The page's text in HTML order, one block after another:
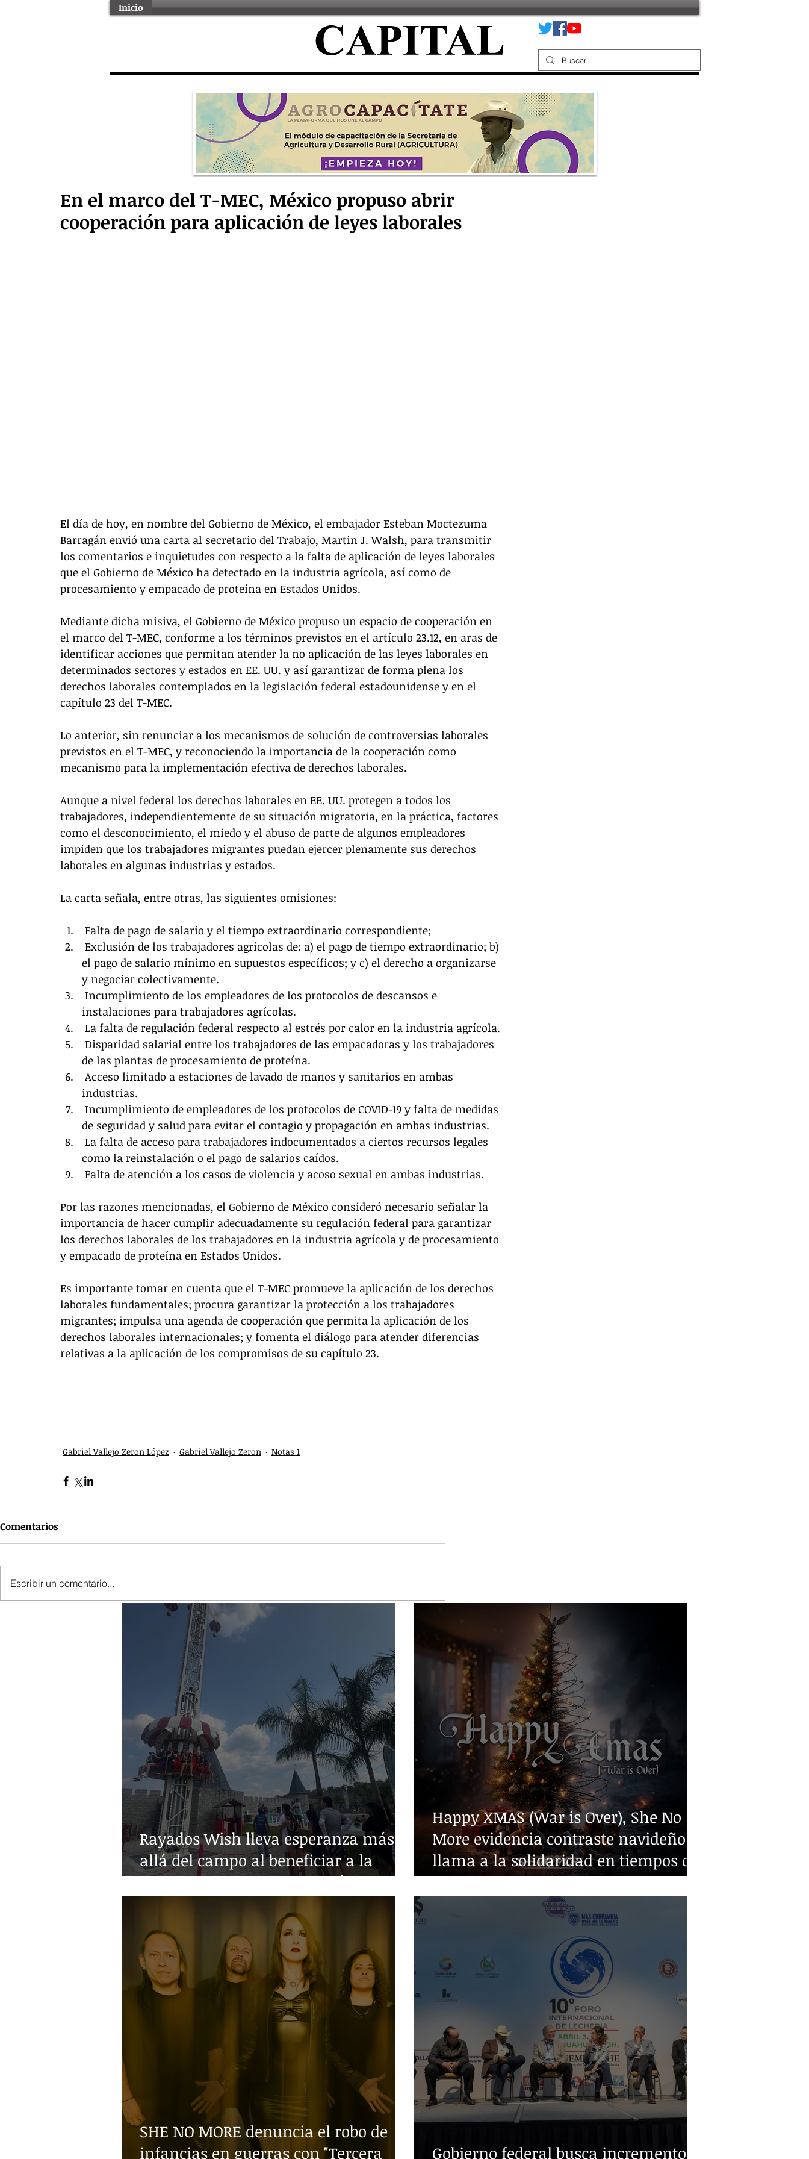
Inicio
En el marco del T-MEC, México propuso abrir
cooperación para aplicación de leyes laborales
El día de hoy, en nombre del Gobierno de México, el embajador Esteban Moctezuma
Barragán envió una carta al secretario del Trabajo, Martin J. Walsh, para transmitir
los comentarios e inquietudes con respecto a la falta de aplicación de leyes laborales
que el Gobierno de México ha detectado en la industria agrícola, así como de
procesamiento y empacado de proteína en Estados Unidos.
Mediante dicha misiva, el Gobierno de México propuso un espacio de cooperación en
el marco del T-MEC, conforme a los términos previstos en el artículo 23.12, en aras de
identificar acciones que permitan atender la no aplicación de las leyes laborales en
determinados sectores y estados en EE. UU. y así garantizar de forma plena los
derechos laborales contemplados en la legislación federal estadounidense y en el
capítulo 23 del T-MEC.
Lo anterior, sin renunciar a los mecanismos de solución de controversias laborales
previstos en el T-MEC, y reconociendo la importancia de la cooperación como
mecanismo para la implementación efectiva de derechos laborales.
Aunque a nivel federal los derechos laborales en EE. UU. protegen a todos los
trabajadores, independientemente de su situación migratoria, en la práctica, factores
como el desconocimiento, el miedo y el abuso de parte de algunos empleadores
impiden que los trabajadores migrantes puedan ejercer plenamente sus derechos
laborales en algunas industrias y estados.
La carta señala, entre otras, las siguientes omisiones:
Falta de pago de salario y el tiempo extraordinario correspondiente;
el pago de salario mínimo en supuestos específicos; y c) el derecho a organizarse
y negociar colectivamente.
instalaciones para trabajadores agrícolas.
La falta de regulación federal respecto al estrés por calor en la industria agrícola.
de las plantas de procesamiento de proteína.
industrias.
de seguridad y salud para evitar el contagio y propagación en ambas industrias.
como la reinstalación o el pago de salarios caídos.
Falta de atención a los casos de violencia y acoso sexual en ambas industrias.
Por las razones mencionadas, el Gobierno de México consideró necesario señalar la
importancia de hacer cumplir adecuadamente su regulación federal para garantizar
los derechos laborales de los trabajadores en la industria agrícola y de procesamiento
y empacado de proteína en Estados Unidos.
Es importante tomar en cuenta que el T-MEC promueve la aplicación de los derechos
laborales fundamentales; procura garantizar la protección a los trabajadores
migrantes; impulsa una agenda de cooperación que permita la aplicación de los
derechos laborales internacionales; y fomenta el diálogo para atender diferencias
relativas a la aplicación de los compromisos de su capítulo 23.
Gabriel Vallejo Zeron López Gabriel Vallejo Zeron Notas 1
Comentarios
Escribir un comentario...
Rayados Wish lleva esperanza más
allá del campo al beneficiar a la
niñez con enfermedades crónicas
Happy XMAS (War is Over), She No
More evidencia contraste navideño y
llama a la solidaridad en tiempos de
guerra
SHE NO MORE denuncia el robo de
infancias en guerras con "Tercera
Gobierno federal busca incremento